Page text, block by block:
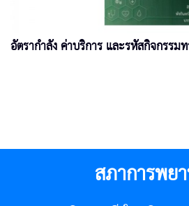
อัตรากำลัง ค่าบริการ และรหัสกิจกรรม
สภาการพย